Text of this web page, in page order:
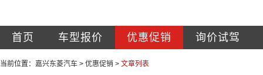
首页 车型报价 优惠促销 询价试驾
当前位置： 嘉兴东菱汽车 > 优惠促销 > 文章列表